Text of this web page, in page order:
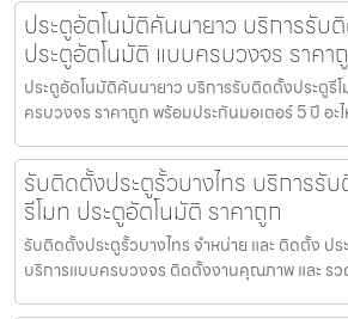
ประตูอัตโนมัติคันนายาว บริการรับ
ประตูอัตโนมัติ แบบครบวงจร ราคา
ประตูอัตโนมัติคันนายาว บริการรับติดตั้งประตูรี
ครบวงจร ราคาถูก พร้อมประกันมอเตอร์ 5 ปี อะ
รับติดตั้งประตูรั้วบางไทร บริการรั
รีโมท ประตูอัตโนมัติ ราคาถูก
รับติดตั้งประตูรั้วบางไทร จำหน่าย และ ติดตั้ง ป
บริการแบบครบวงจร ติดตั้งงานคุณภาพ และ รว